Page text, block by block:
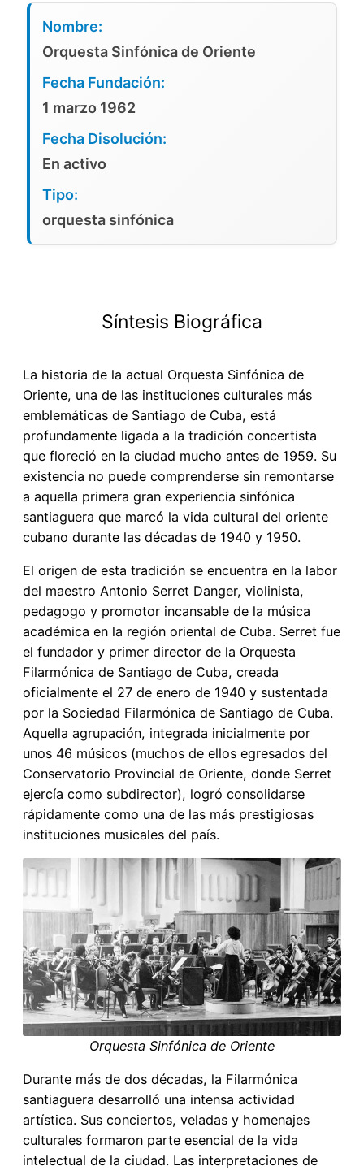
Nombre:
Orquesta Sinfónica de Oriente
Fecha Fundación:
1 marzo 1962
Fecha Disolución:
En activo
Tipo:
orquesta sinfónica
Síntesis Biográfica
La historia de la actual Orquesta Sinfónica de
Oriente, una de las instituciones culturales más
emblemáticas de Santiago de Cuba, está
profundamente ligada a la tradición concertista
que floreció en la ciudad mucho antes de 1959. Su
existencia no puede comprenderse sin remontarse
a aquella primera gran experiencia sinfónica
santiaguera que marcó la vida cultural del oriente
cubano durante las décadas de 1940 y 1950.
El origen de esta tradición se encuentra en la labor
del maestro Antonio Serret Danger, violinista,
pedagogo y promotor incansable de la música
académica en la región oriental de Cuba. Serret fue
el fundador y primer director de la Orquesta
Filarmónica de Santiago de Cuba, creada
oficialmente el 27 de enero de 1940 y sustentada
por la Sociedad Filarmónica de Santiago de Cuba.
Aquella agrupación, integrada inicialmente por
unos 46 músicos (muchos de ellos egresados del
Conservatorio Provincial de Oriente, donde Serret
ejercía como subdirector), logró consolidarse
rápidamente como una de las más prestigiosas
instituciones musicales del país.
Orquesta Sinfónica de Oriente
Durante más de dos décadas, la Filarmónica
santiaguera desarrolló una intensa actividad
artística. Sus conciertos, veladas y homenajes
culturales formaron parte esencial de la vida
intelectual de la ciudad. Las interpretaciones de